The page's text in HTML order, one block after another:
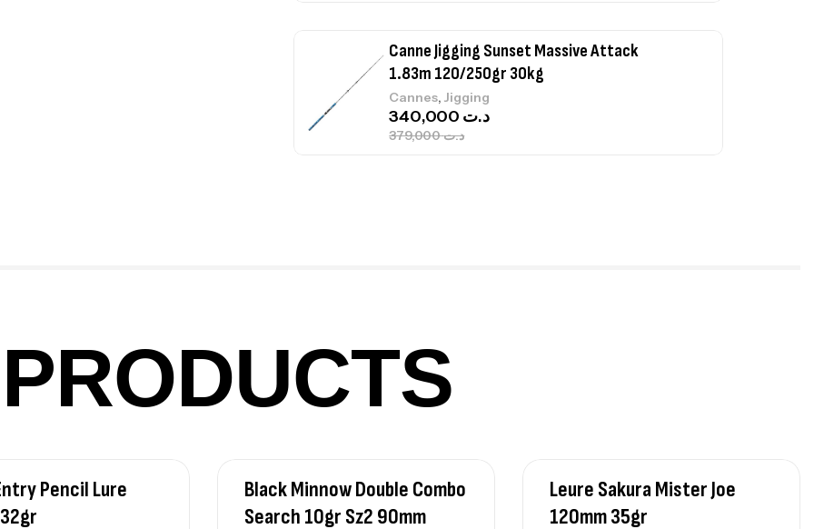
Canne Jigging Sunset Massive Attack
1.83m 120/250gr 30kg
Cannes,Jigging
د.ت379,000
د.ت
Volant 3 Branches Inox T26S/35
Accastillage bateau
Canne Sunset Beachstriker Surf Hybrid
420 Cm 100-250 G
PRODUCTS
Pencil Lure
Black Minnow Double Combo
Search 10gr Sz2 90mm
Leure Sakura Mister Joe
120mm 35gr